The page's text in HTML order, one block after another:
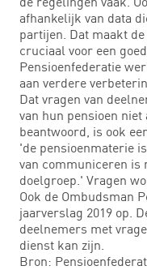
afhankelijk van data
partijen. Dat maakt
cruciaal voor een
Pensioenfederatie
aan verdere
Dat vragen van
van hun pensioen
beantwoord, is ook
'de pensioenmaterie
van communiceren is
doelgroep.' Vragen
Ook de Ombudsman
jaarverslag 2019 op.
deelnemers met
dienst kan zijn.
Bron: